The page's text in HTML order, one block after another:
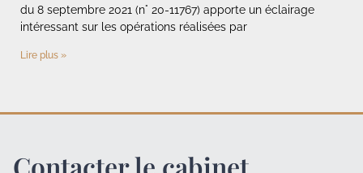
du 8 septembre 2021 (n° 20-11767) apporte un éclairage
intéressant sur les opérations réalisées par
Lire plus »